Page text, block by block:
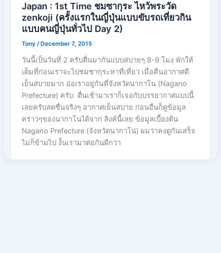
Japan : 1st Time ชมซากุระ ไหว้พระวัด
zenkoji (ครั้งแรกในญี่ปุ่นแบบขับรถเที่ยวกิน
แบบคนญี่ปุ่นทั่วไป Day 2)
Tony/ December 7, 2015
วันนี้เป็นวันที่ 2 ครับตื่นมากันแบบสบายๆ 8-9 โมง พักให้
เต็มที่ก่อนเราจะไปชมซากุระหาที่เที่ยว เมื่อคืนอากาศดี
เย็นสบายมาก อ่อเราอยู่กันที่จังหวัดนากาโน (Nagano
Prefecture) ครับ ตื่นเช้ามาเราก็เจอกับบรรยากาศแบบนี้
เลยครับสดชื่นจริงๆ อากาศเย็นสบาย ก่อนอื่นก็ดูข้อมูล
คร่าวๆของนากาโนได้จาก ลิงค์นี้เลย ข้อมูลเบื้องต้น
Nagano Prefecture (จังหวัดนากาโน่) ผมว่าคงดูกันเสร็จ
ไม่ก็ข้ามไป งั้นเรามาต่อกันดีกว่า